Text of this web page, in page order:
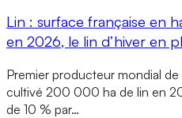
Lin : surface française en
en 2026, le lin d’hiver en
Premier producteur mondial de
cultivé 200 000 ha de lin en
de 10 % par…